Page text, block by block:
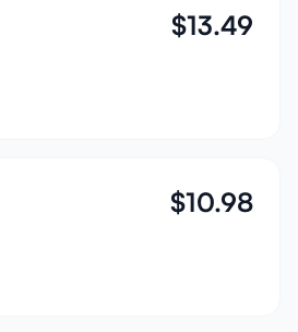
$13.49
$10.98